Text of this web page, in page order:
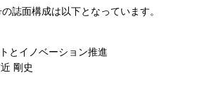
誌面構成は以下となっています。
とイノベーション推進
剛史